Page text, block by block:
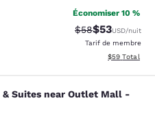
Économiser 10 %
Tarif barré :
$58Tarif réduit :
$53USD/nuit
Tarif de membre
Afficher les
$59 Total
near Outlet
& Suites near Outlet Mall -